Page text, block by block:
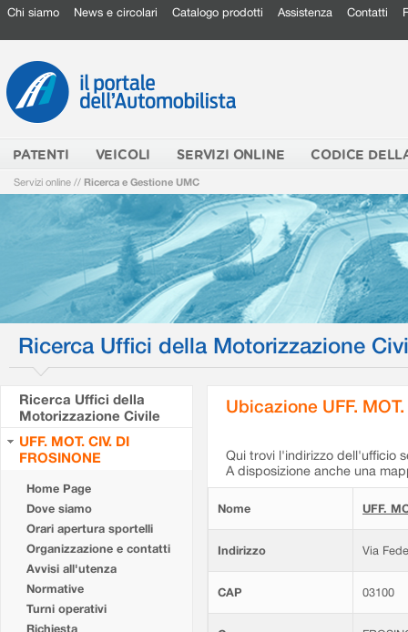
Chi siamo News e circolari Catalogo prodotti Assistenza Contatti
PATENTI VEICOLI SERVIZI ONLINE CODICE
Servizi online // Ricerca e Gestione UMC
Ricerca Uffici della Motorizzazione
Ricerca Uffici della
Motorizzazione Civile
UFF. MOT. CIV. DI
FROSINONE
Home Page
Dove siamo
Orari apertura sportelli
Organizzazione e contatti
Avvisi all'utenza
Normative
Turni operativi
Richiesta
Ubicazione UFF.
Qui trovi l'indirizzo dell'ufficio
A disposizione anche una
Nome UFF.
Indirizzo Via
CAP 03100